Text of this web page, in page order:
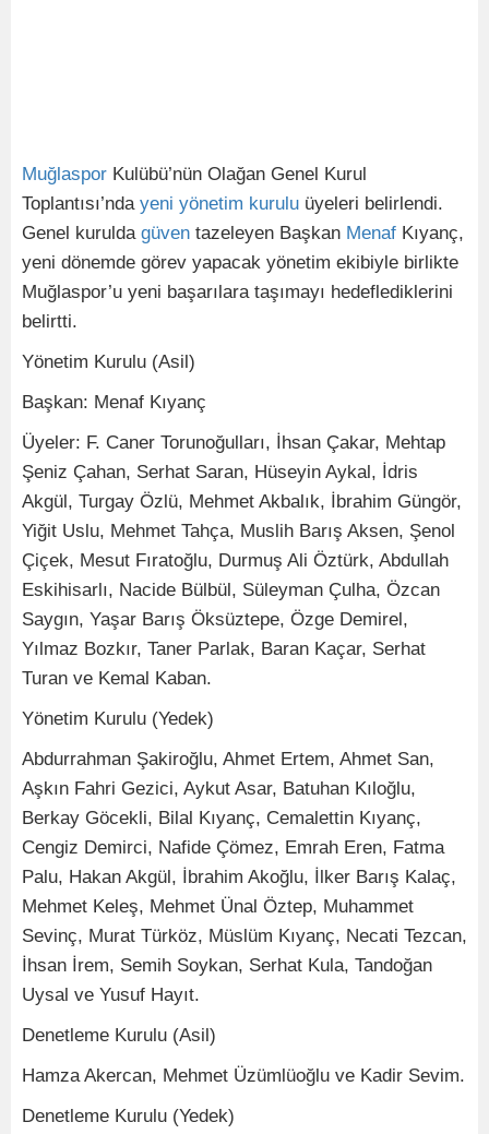
Muğlaspor Kulübü’nün Olağan Genel Kurul
Toplantısı’nda yeni yönetim kurulu üyeleri belirlendi.
Genel kurulda güven tazeleyen Başkan Menaf Kıyanç,
yeni dönemde görev yapacak yönetim ekibiyle birlikte
Muğlaspor’u yeni başarılara taşımayı hedeflediklerini
belirtti.
Yönetim Kurulu (Asil)
Başkan: Menaf Kıyanç
Üyeler: F. Caner Torunoğulları, İhsan Çakar, Mehtap
Şeniz Çahan, Serhat Saran, Hüseyin Aykal, İdris
Akgül, Turgay Özlü, Mehmet Akbalık, İbrahim Güngör,
Yiğit Uslu, Mehmet Tahça, Muslih Barış Aksen, Şenol
Çiçek, Mesut Fıratoğlu, Durmuş Ali Öztürk, Abdullah
Eskihisarlı, Nacide Bülbül, Süleyman Çulha, Özcan
Saygın, Yaşar Barış Öksüztepe, Özge Demirel,
Yılmaz Bozkır, Taner Parlak, Baran Kaçar, Serhat
Turan ve Kemal Kaban.
Yönetim Kurulu (Yedek)
Abdurrahman Şakiroğlu, Ahmet Ertem, Ahmet San,
Aşkın Fahri Gezici, Aykut Asar, Batuhan Kıloğlu,
Berkay Göcekli, Bilal Kıyanç, Cemalettin Kıyanç,
Cengiz Demirci, Nafide Çömez, Emrah Eren, Fatma
Palu, Hakan Akgül, İbrahim Akoğlu, İlker Barış Kalaç,
Mehmet Keleş, Mehmet Ünal Öztep, Muhammet
Sevinç, Murat Türköz, Müslüm Kıyanç, Necati Tezcan,
İhsan İrem, Semih Soykan, Serhat Kula, Tandoğan
Uysal ve Yusuf Hayıt.
Denetleme Kurulu (Asil)
Hamza Akercan, Mehmet Üzümlüoğlu ve Kadir Sevim.
Denetleme Kurulu (Yedek)